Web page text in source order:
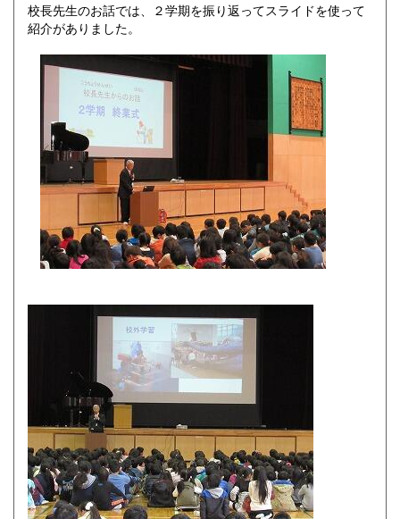
校長先生のお話では、２学期を振り返ってスライドを使って
紹介がありました。